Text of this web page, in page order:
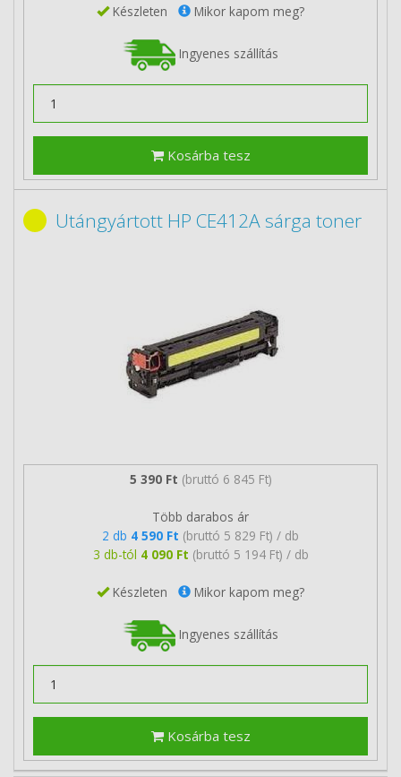
Készleten Mikor kapom meg?
Ingyenes szállítás
Kosárba tesz
Utángyártott HP CE412A sárga toner
5 390 Ft (bruttó 6 845 Ft)
Több darabos ár
2 db 4 590 Ft (bruttó 5 829 Ft) / db
3 db-tól 4 090 Ft (bruttó 5 194 Ft) / db
Készleten Mikor kapom meg?
Ingyenes szállítás
Kosárba tesz